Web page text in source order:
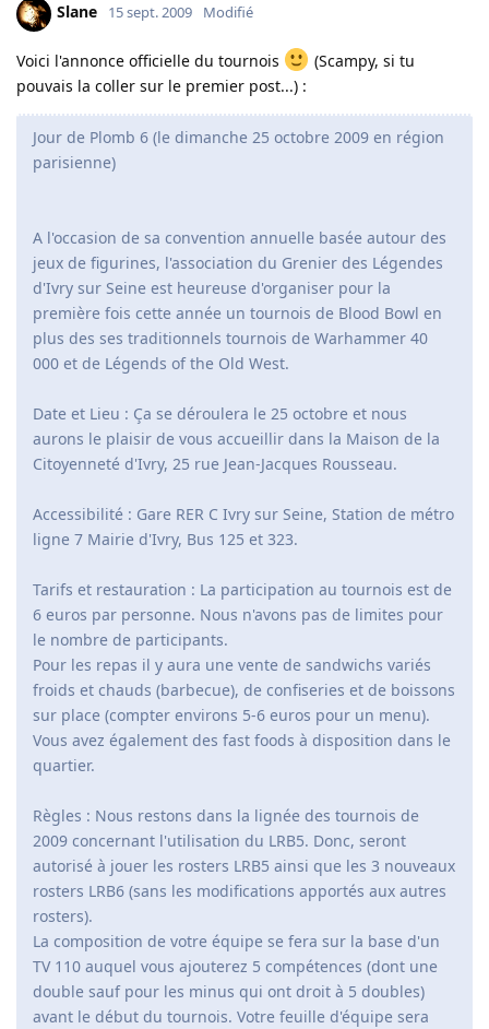
Slane 15 sept. 2009 Modifié
Voici l'annonce officielle du tournois
(Scampy, si tu
pouvais la coller sur le premier post...) :
Jour de Plomb 6 (le dimanche 25 octobre 2009 en région
parisienne)
A l'occasion de sa convention annuelle basée autour des
jeux de figurines, l'association du Grenier des Légendes
d'Ivry sur Seine est heureuse d'organiser pour la
première fois cette année un tournois de Blood Bowl en
plus des ses traditionnels tournois de Warhammer 40
000 et de Légends of the Old West.
Date et Lieu : Ça se déroulera le 25 octobre et nous
aurons le plaisir de vous accueillir dans la Maison de la
Citoyenneté d'Ivry, 25 rue Jean-Jacques Rousseau.
Accessibilité : Gare RER C Ivry sur Seine, Station de métro
ligne 7 Mairie d'Ivry, Bus 125 et 323.
Tarifs et restauration : La participation au tournois est de
6 euros par personne. Nous n'avons pas de limites pour
le nombre de participants.
Pour les repas il y aura une vente de sandwichs variés
froids et chauds (barbecue), de confiseries et de boissons
sur place (compter environs 5-6 euros pour un menu).
Vous avez également des fast foods à disposition dans le
quartier.
Règles : Nous restons dans la lignée des tournois de
2009 concernant l'utilisation du LRB5. Donc, seront
autorisé à jouer les rosters LRB5 ainsi que les 3 nouveaux
rosters LRB6 (sans les modifications apportés aux autres
rosters).
La composition de votre équipe se fera sur la base d'un
TV 110 auquel vous ajouterez 5 compétences (dont une
double sauf pour les minus qui ont droit à 5 doubles)
avant le début du tournois. Votre feuille d'équipe sera